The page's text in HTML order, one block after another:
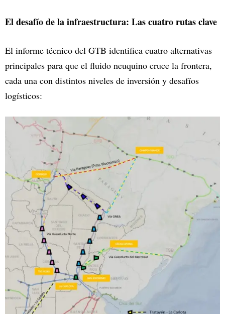
El desafío de la infraestructura: Las cuatro rutas clave
El informe técnico del GTB identifica cuatro alternativas
principales para que el fluido neuquino cruce la frontera,
cada una con distintos niveles de inversión y desafíos
logísticos: